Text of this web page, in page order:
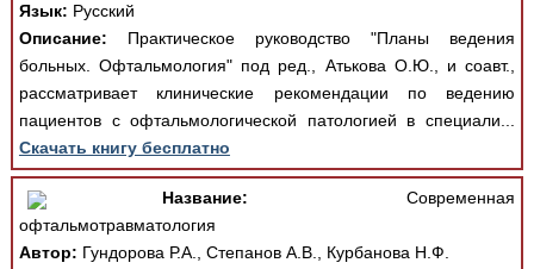
Язык: Русский
Описание: Практическое руководство "Планы ведения
больных. Офтальмология" под ред., Атькова О.Ю., и соавт.,
рассматривает клинические рекомендации по ведению
пациентов с офтальмологической патологией в специали...
Скачать книгу бесплатно
Название: Современная
офтальмотравматология
Автор: Гундорова Р.А., Степанов А.В., Курбанова Н.Ф.